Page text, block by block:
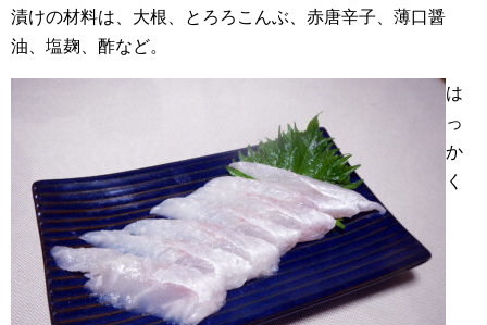
漬けの材料は、大根、とろろこんぶ、赤唐辛子、薄口醤
油、塩麹、酢など。
は
っ
か
く